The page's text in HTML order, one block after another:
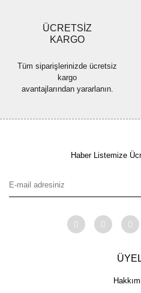
ÜCRETSİZ
KARGO
Tüm siparişlerinizde ücretsiz
kargo
avantajlarından yararlanın.
Haber Listemize